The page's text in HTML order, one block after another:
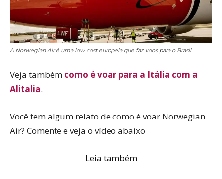
A Norwegian Air é uma low cost europeia que faz voos para o Brasil
Veja também como é voar para a Itália com a
Alitalia.
Você tem algum relato de como é voar Norwegian
Air? Comente e veja o vídeo abaixo
Leia também